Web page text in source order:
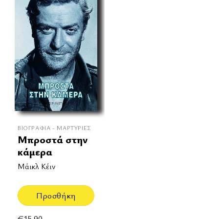
ΒΙΟΓΡΑΦΊΑ - ΜΑΡΤΥΡΊΕΣ
Μπροστά στην
κάμερα
Μάικλ Κέιν
Προσθήκη